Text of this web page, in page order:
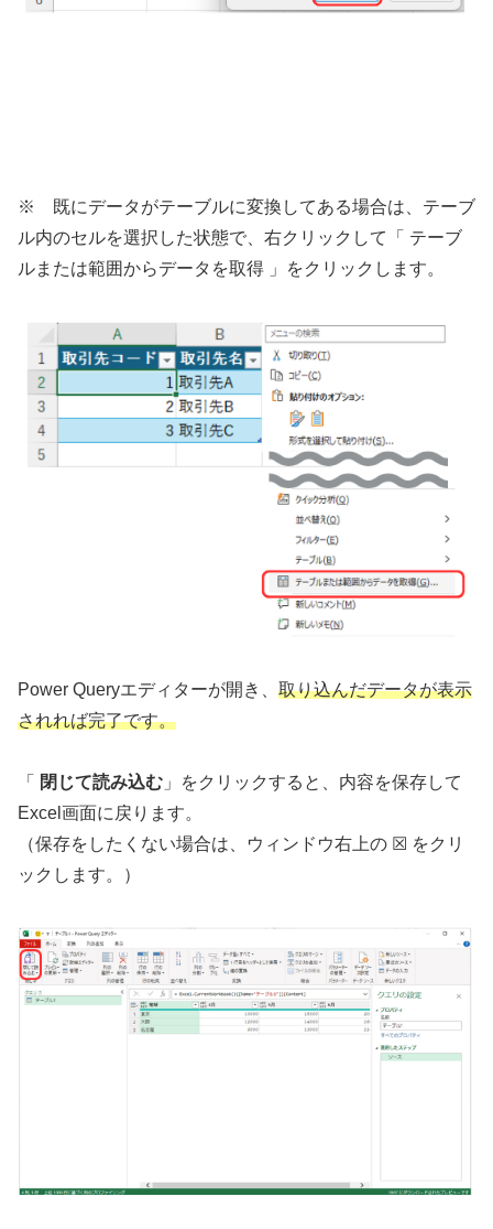
※ 既にデータがテーブルに変換してある場合は、テーブ
ル内のセルを選択した状態で、右クリックして「 テーブ
ルまたは範囲からデータを取得 」をクリックします。
Power Queryエディターが開き、 取り込んだデータが表示
されれば完了です。
「 閉じて読み込む 」をクリックすると、内容を保存して
Excel画面に戻ります。
（保存をしたくない場合は、ウィンドウ右上の ☒ をクリ
ックします。）